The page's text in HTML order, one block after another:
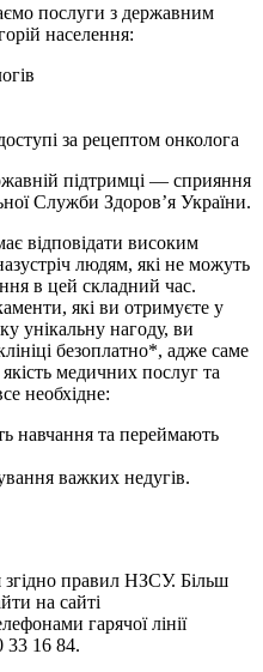
послуги з державним
населення:
за рецептом онколога
підтримці — сприяння
Служби Здоров’я України.
відповідати високим
людям, які не можуть
в цей складний час.
які ви отримуєте у
унікальну нагоду, ви
безоплатно*, адже саме
медичних послуг та
необхідне:
навчання та переймають
важких недугів.
згідно правил НЗСУ. Більш
на сайті
гарячої лінії
33 16 84.